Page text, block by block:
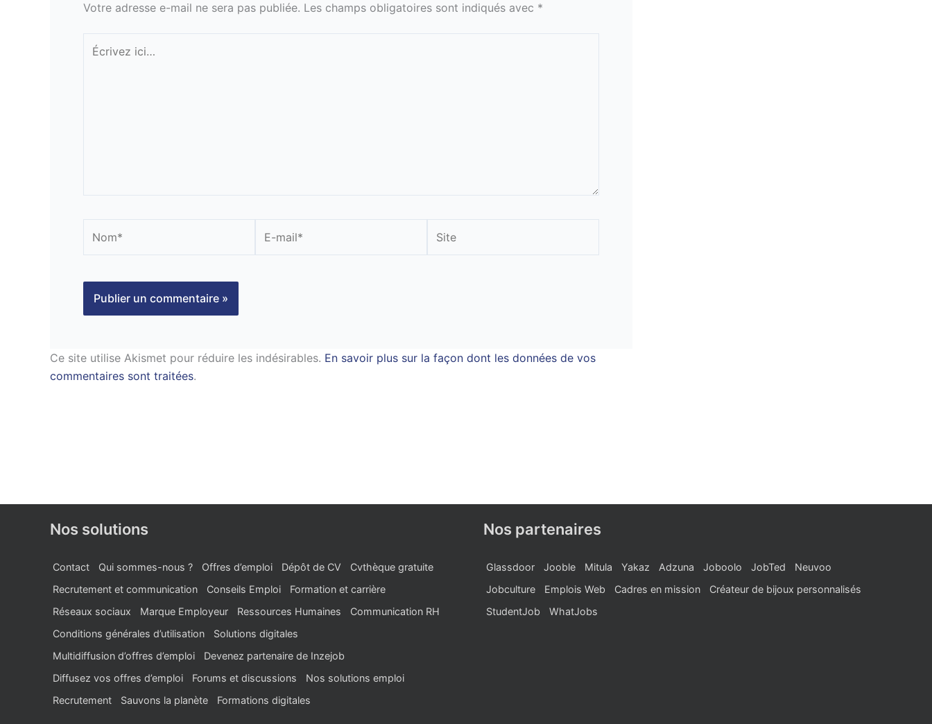
Votre adresse e-mail ne sera pas publiée. Les champs obligatoires sont indiqués avec *
Écrivez
ici…
mail*
Ce site utilise Akismet pour réduire les indésirables. En savoir plus sur la façon dont les données de vos
commentaires sont traitées.
Nos solutions
Contact Qui sommes-nous ? Offres d’emploi Dépôt de CV
Cvthèque gratuite
Recrutement et communication
Conseils Emploi
Formation et carrière
Réseaux sociaux
Marque Employeur Ressources Humaines
Communication RH
Conditions générales d’utilisation
Solutions digitales
Multidiffusion d’offres d’emploi
Devenez partenaire de Inzejob
Diffusez vos offres d’emploi
Forums et discussions
Nos solutions emploi
Recrutement
Sauvons la planète Formations digitales
Nos partenaires
Glassdoor Jooble Mitula Yakaz Adzuna Joboolo JobTed
Neuvoo
Jobculture
Emplois Web Cadres en mission
Créateur de bijoux personnalisés
StudentJob
WhatJobs